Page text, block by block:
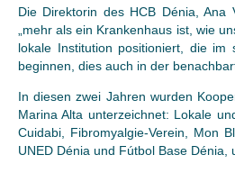
Die Direktorin des HCB Dénia, Ana
„mehr als ein Krankenhaus ist, wie
lokale Institution positioniert, die
beginnen, dies auch in der
In diesen zwei Jahren wurden
Marina Alta unterzeichnet: Lokale
Cuidabi, Fibromyalgie-Verein, Mon
UNED Dénia und Fútbol Base Dénia,